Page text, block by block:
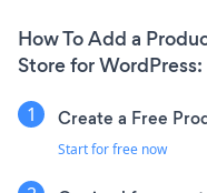
How To Add a
Store for WordPress:
Create a Free
Start for free now